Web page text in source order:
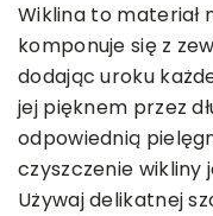
Wiklina to materiał
komponuje się z
dodając uroku
jej pięknem przez
odpowiednią
czyszczenie wikliny
Używaj delikatnej